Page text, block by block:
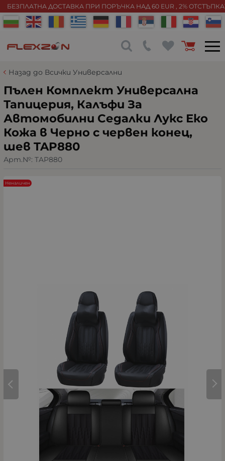
БЕЗПЛАТНА ДОСТАВКА ПРИ ПОРЪЧКА НАД 60 EUR , 2%
Назад до Всички Универсални
Пълен Комплект Универсална
Тапицерия, Калъфи За
Автомобилни Седалки Лукс Еко
Кожа в Черно с червен конец,
шев TAP880
Арт.№: TAP880
Неналичен